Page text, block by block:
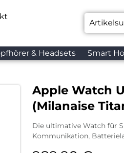
& Headsets Smart
Apple Watch
(Milanaise
Die ultimative Watch für
Kommunikation,